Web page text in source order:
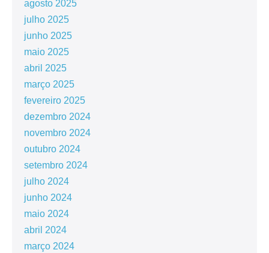
agosto 2025
julho 2025
junho 2025
maio 2025
abril 2025
março 2025
fevereiro 2025
dezembro 2024
novembro 2024
outubro 2024
setembro 2024
julho 2024
junho 2024
maio 2024
abril 2024
março 2024